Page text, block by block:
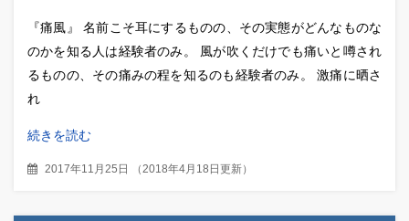
『痛風』 名前こそ耳にするものの、その実態がどんなものな
のかを知る人は経験者のみ。 風が吹くだけでも痛いと噂され
るものの、その痛みの程を知るのも経験者のみ。 激痛に晒さ
れ
続きを読む
2017年11月25日 （2018年4月18日更新）